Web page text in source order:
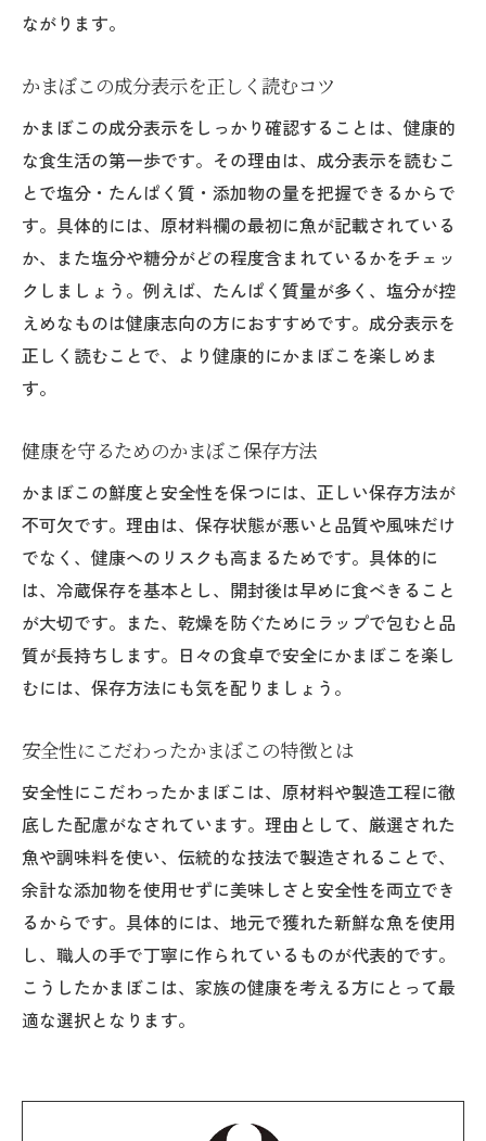
ながります。
かまぼこの成分表示を正しく読むコツ
かまぼこの成分表示をしっかり確認することは、健康的
な食生活の第一歩です。その理由は、成分表示を読むこ
とで塩分・たんぱく質・添加物の量を把握できるからで
す。具体的には、原材料欄の最初に魚が記載されている
か、また塩分や糖分がどの程度含まれているかをチェッ
クしましょう。例えば、たんぱく質量が多く、塩分が控
えめなものは健康志向の方におすすめです。成分表示を
正しく読むことで、より健康的にかまぼこを楽しめま
す。
健康を守るためのかまぼこ保存方法
かまぼこの鮮度と安全性を保つには、正しい保存方法が
不可欠です。理由は、保存状態が悪いと品質や風味だけ
でなく、健康へのリスクも高まるためです。具体的に
は、冷蔵保存を基本とし、開封後は早めに食べきること
が大切です。また、乾燥を防ぐためにラップで包むと品
質が長持ちします。日々の食卓で安全にかまぼこを楽し
むには、保存方法にも気を配りましょう。
安全性にこだわったかまぼこの特徴とは
安全性にこだわったかまぼこは、原材料や製造工程に徹
底した配慮がなされています。理由として、厳選された
魚や調味料を使い、伝統的な技法で製造されることで、
余計な添加物を使用せずに美味しさと安全性を両立でき
るからです。具体的には、地元で獲れた新鮮な魚を使用
し、職人の手で丁寧に作られているものが代表的です。
こうしたかまぼこは、家族の健康を考える方にとって最
適な選択となります。